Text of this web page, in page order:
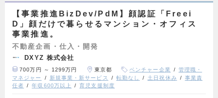
【事業推進BizDev/PdM】顔認証「Freei
D」顔だけで暮らせるマンション・オフィス
事業推進。
不動産企画・仕入・開発
DXYZ 株式会社
700万円 ～ 1299万円 東京都 ベンチャー企業
管理職・
マネジャー
新規事業・新サービス 転勤なし 土日祝休み
事業責
任者
年収600万以上 育児支援制度